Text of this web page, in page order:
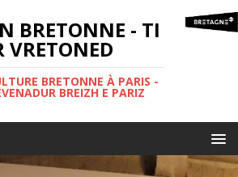
BRETONNE - TI
VRETONED
BRETONNE À PARIS -
BREIZH E PARIZ